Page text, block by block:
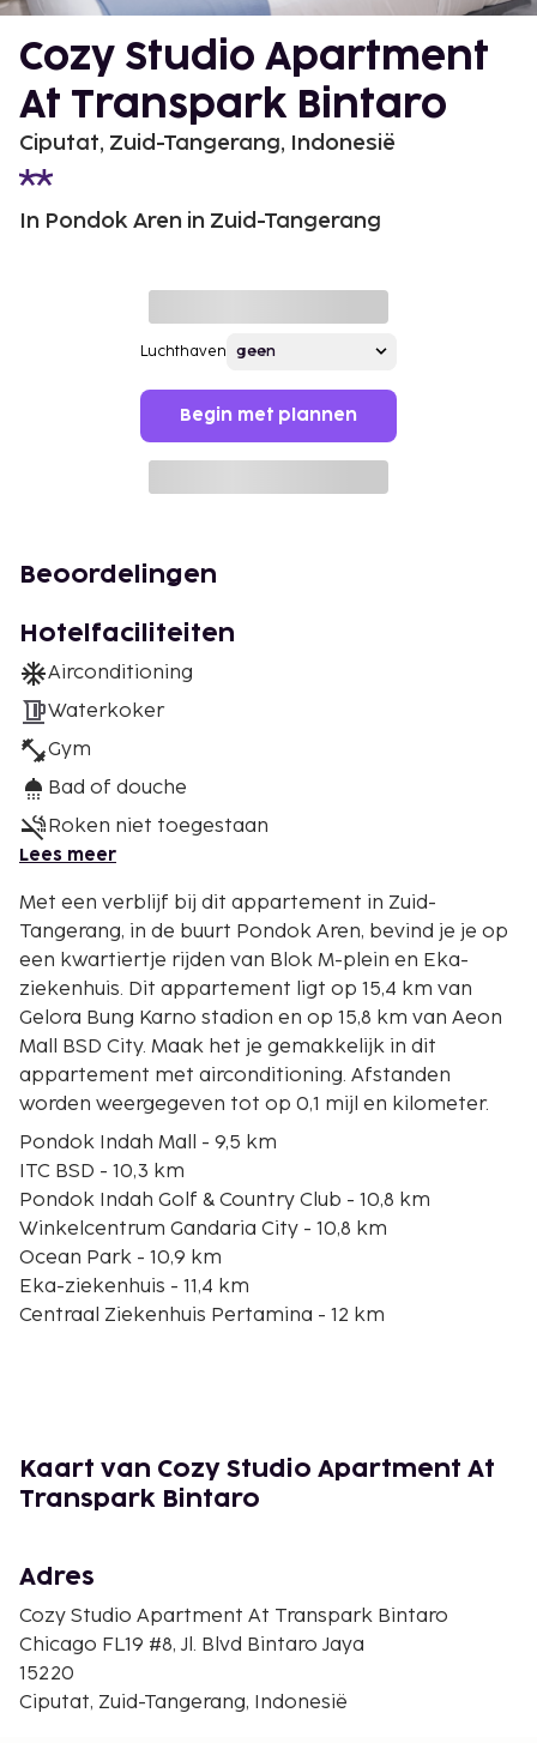
Cozy Studio Apartment
At Transpark Bintaro
Ciputat, Zuid-Tangerang, Indonesië
In Pondok Aren in Zuid-Tangerang
Luchthaven
Begin met plannen
Beoordelingen
Hotelfaciliteiten
Airconditioning
Waterkoker
Gym
Bad of douche
Roken niet toegestaan
Lees meer
Met een verblijf bij dit appartement in Zuid-
Tangerang, in de buurt Pondok Aren, bevind je je op
een kwartiertje rijden van Blok M-plein en Eka-
ziekenhuis. Dit appartement ligt op 15,4 km van
Gelora Bung Karno stadion en op 15,8 km van Aeon
Mall BSD City. Maak het je gemakkelijk in dit
appartement met airconditioning. Afstanden
worden weergegeven tot op 0,1 mijl en kilometer.
Pondok Indah Mall - 9,5 km
ITC BSD - 10,3 km
Pondok Indah Golf & Country Club - 10,8 km
Winkelcentrum Gandaria City - 10,8 km
Ocean Park - 10,9 km
Eka-ziekenhuis - 11,4 km
Centraal Ziekenhuis Pertamina - 12 km
Mall Alam Sutra - 13,6 km
Senayan City - 13,6 km
Senayan National Golf Club - 13,8 km
De dichtstbijgelegen grootste luchthavens zijn:
Jakarta (HLP-Halim Perdanakusuma Intl.) - 34,6 km
Jakarta (CGK-Soekarno-Hatta Intl.) - 32 km
De aanbevolen luchthaven voor dit appartement is
Jakarta (CGK-Soekarno-Hatta Intl.).
Kaart van Cozy Studio Apartment At
Transpark Bintaro
Adres
Cozy Studio Apartment At Transpark Bintaro
Chicago FL19 #8, Jl. Blvd Bintaro Jaya
15220
Ciputat, Zuid-Tangerang, Indonesië